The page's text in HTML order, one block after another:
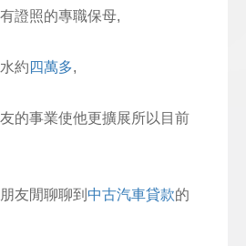
證照的專職保母,
約 四萬多,
的事業使他更擴展所以目前
友閒聊聊到 中古汽車貸款的